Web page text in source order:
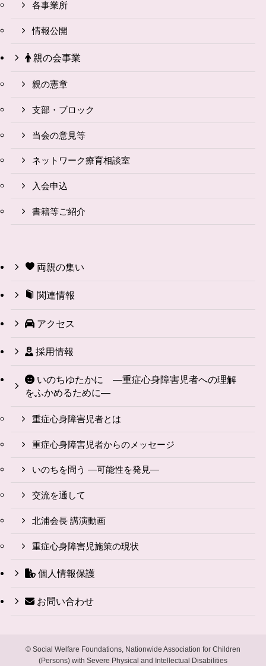
各事業所
情報公開
親の会事業
親の憲章
支部・ブロック
当会の意見等
ネットワーク療育相談室
入会申込
書籍等ご紹介
両親の集い
関連情報
アクセス
採用情報
いのちゆたかに ―重症心身障害児者への理解
をふかめるために―
重症心身障害児者とは
重症心身障害児者からのメッセージ
いのちを問う ―可能性を発見―
交流を通して
北浦会長 講演動画
重症心身障害児施策の現状
個人情報保護
お問い合わせ
© Social Welfare Foundations, Nationwide Association for Children
(Persons) with Severe Physical and Intellectual Disabilities